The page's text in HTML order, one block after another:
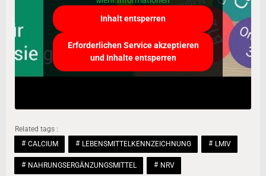
Inhalt entsperren
Erforderlichen Service akzeptieren
und Inhalte entsperren
Related tags :
CALCIUM
LEBENSMITTELKENNZEICHNUNG LMIV
NAHRUNGSERGÄNZUNGSMITTEL NRV